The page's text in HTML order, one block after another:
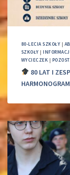
80-LECIA SZKOŁY |
SZKOŁY |
WYCIECZEK |
80 LAT I